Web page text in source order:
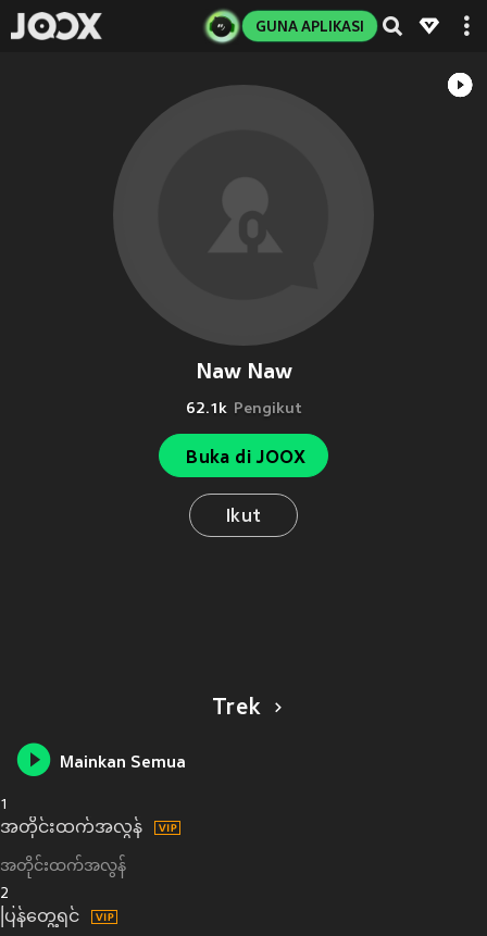
GUNA APLIKASI
Naw Naw
62.1k Pengikut
Buka di JOOX
Ikut
Trek
Mainkan Semua
1
အတိုင်းထက်အလွန်
အတိုင်းထက်အလွန်
2
ပြန်တွေ့ရင်